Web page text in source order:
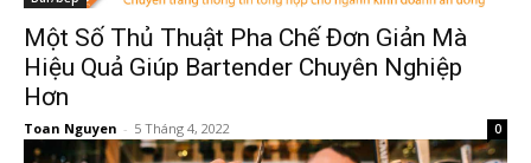
Một Số Thủ Thuật Pha Chế Đơn Giản Mà
Hiệu Quả Giúp Bartender Chuyên Nghiệp
Hơn
Toan Nguyen - 5 Tháng 4, 2022 0